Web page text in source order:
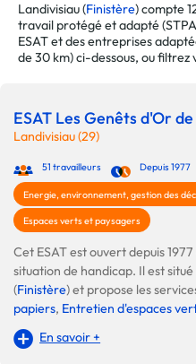
Landivisiau (Finistère) compte
travail protégé et adapté
ESAT et des entreprises
de 30 km) ci-dessous, ou
ESAT Les Genêts d'Or
Landivisiau (29)
51 travailleurs Depuis 1977
Energie, environnement, gestion des
Espaces verts et paysagers
Cet ESAT est ouvert depuis
situation de handicap. Il est
(Finistère) et propose les
papiers, Entretien d'espaces
En savoir +